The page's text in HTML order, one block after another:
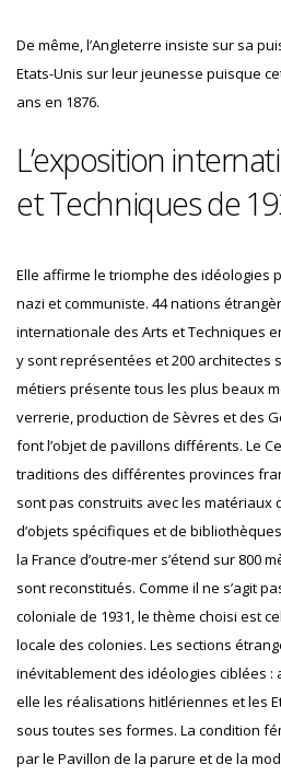
De même, l’Angleterre insiste sur sa
Etats-Unis sur leur jeunesse puisque
ans en 1876.
L’exposition
et Techniques de
Elle affirme le triomphe des idéologies
nazi et communiste. 44 nations
internationale des Arts et Techniques
y sont représentées et 200 architectes
métiers présente tous les plus beaux
verrerie, production de Sèvres et des
font l’objet de pavillons différents. Le
traditions des différentes provinces
sont pas construits avec les matériaux
d’objets spécifiques et de
la France d’outre-mer s’étend sur 800
sont reconstitués. Comme il ne s’agit
coloniale de 1931, le thème choisi est
locale des colonies. Les sections
inévitablement des idéologies ciblées :
elle les réalisations hitlériennes et les
sous toutes ses formes. La condition
par le Pavillon de la parure et de la